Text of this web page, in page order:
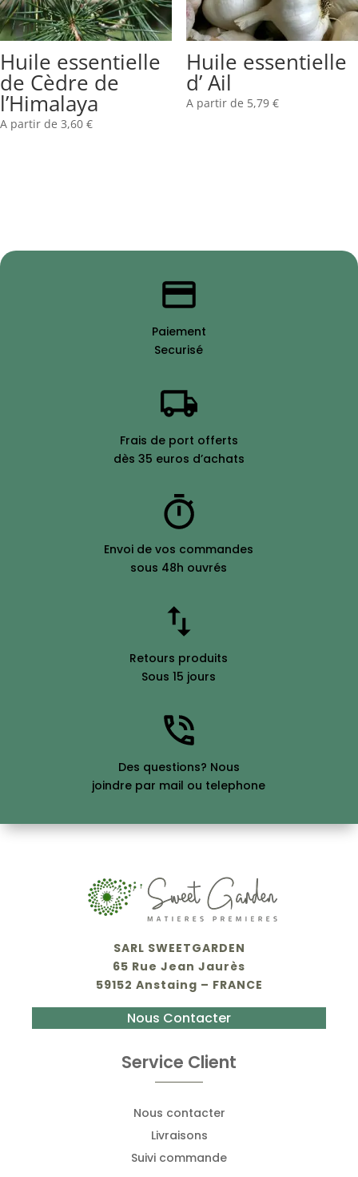
Huile essentielle
de Cèdre de
l’Himalaya
A partir de 3,60 €
Huile essentielle
d’ Ail
A partir de 5,79 €
Paiement
Securisé
Frais de port offerts
dès 35 euros d’achats
Envoi de vos commandes
sous 48h ouvrés
Retours produits
Sous 15 jours
Des questions? Nous
joindre par mail ou telephone
SARL SWEETGARDEN
65 Rue Jean Jaurès
59152 Anstaing – FRANCE
Nous Contacter
Service Client
Nous contacter
Livraisons
Suivi commande